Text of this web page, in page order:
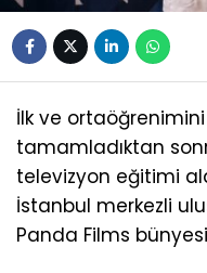
İlk ve
tamamladıktan
televizyon eğitimi
İstanbul merkezli
Panda Films